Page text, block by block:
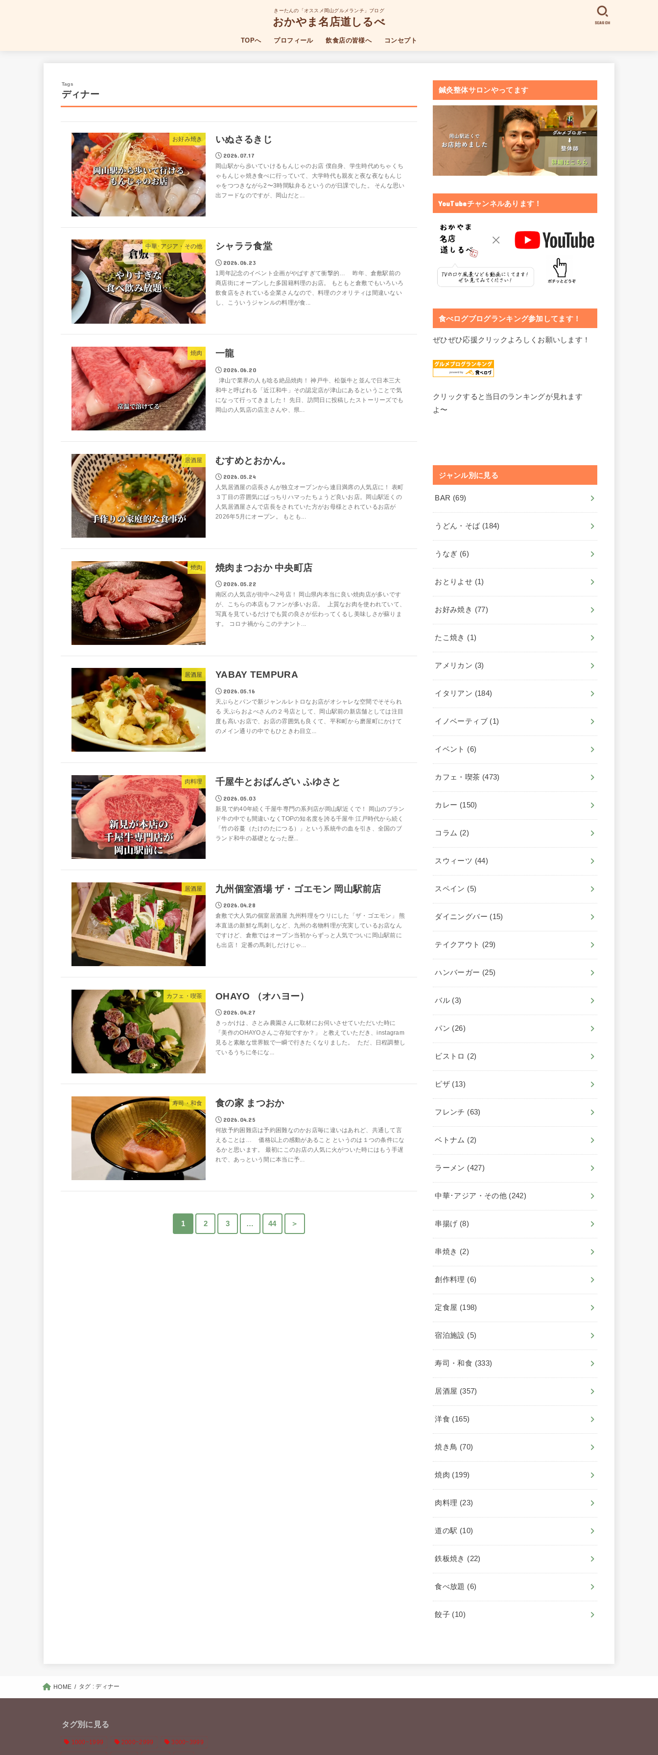
きーたんの「オススメ岡山グルメランチ」ブログ
おかやま名店道しるべ
TOPへ プロフィール 飲食店の皆様へ コンセプト
SEARCH
ディナー
お好み焼き いぬさるきじ
2026.07.17
岡山駅から歩いていけるもんじゃのお店 僕自身、学生時代めちゃくち
ゃもんじゃ焼き食べに行っていて、大学時代も親友と夜な夜なもんじ
ゃをつつきながら2〜3時間駄弁るというのが日課でした。 そんな思い
出フードなのですが、岡山だと...
中華･アジア・その他 シャララ食堂
2026.06.23
1周年記念のイベント企画がやばすぎて衝撃的… 昨年、倉敷駅前の
商店街にオープンした多国籍料理のお店。 もともと倉敷でもいろいろ
飲食店をされている企業さんなので、料理のクオリティは間違いない
し、こういうジャンルの料理が食...
焼肉 一龍
2026.06.20
津山で業界の人も唸る絶品焼肉！ 神戸牛、松阪牛と並んで日本三大
和牛と呼ばれる「近江和牛」その認定店が津山にあるということで気
になって行ってきました！ 先日、訪問日に投稿したストーリーズでも
岡山の人気店の店主さんや、県...
居酒屋 むすめとおかん。
2026.05.24
人気居酒屋の店長さんが独立オープンから連日満席の人気店に！ 表町
３丁目の雰囲気にばっちりハマったちょうど良いお店。岡山駅近くの
人気居酒屋さんで店長をされていた方がお母様とされているお店が
2026年5月にオープン。 もとも...
焼肉 焼肉まつおか 中央町店
2026.05.22
南区の人気店が街中へ2号店！ 岡山県内本当に良い焼肉店が多いです
が、こちらの本店もファンが多いお店。 上質なお肉を使われていて、
写真を見ているだけでも質の良さが伝わってくるし美味しさが蘇りま
す。 コロナ禍からこのテナント...
居酒屋 YABAY TEMPURA
2026.05.16
天ぷらとパンで新ジャンルレトロなお店がオシャレな空間でそそられ
る 天ぷらおよべさんの２号店として、岡山駅前の新店舗としては注目
度も高いお店で、お店の雰囲気も良くて、平和町から磨屋町にかけて
のメイン通りの中でもひときわ目立...
肉料理 千屋牛とおばんざい ふゆさと
2026.05.03
新見で約40年続く千屋牛専門の系列店が岡山駅近くで！ 岡山のブラン
ド牛の中でも間違いなくTOPの知名度を誇る千屋牛 江戸時代から続く
「竹の谷蔓（たけのたにつる）」という系統牛の血を引き、全国のブ
ランド和牛の基礎となった歴...
居酒屋 九州個室酒場 ザ・ゴエモン 岡山駅前店
2026.04.28
倉敷で大人気の個室居酒屋 九州料理をウリにした「ザ・ゴエモン」 熊
本直送の新鮮な馬刺しなど、九州の名物料理が充実しているお店なん
ですけど、倉敷ではオープン当初からずっと人気でついに岡山駅前に
も出店！ 定番の馬刺しだけじゃ...
カフェ・喫茶 OHAYO （オハヨー）
2026.04.27
きっかけは、さとみ農園さんに取材にお伺いさせていただいた時に
「美作のOHAYOさんご存知ですか？」 と教えていただき、instagram
見ると素敵な世界観で一瞬で行きたくなりました。 ただ、日程調整し
ているうちに冬にな...
寿司・和食 食の家 まつおか
2026.04.25
何故予約困難店は予約困難なのかお店毎に違いはあれど、共通して言
えることは… 価格以上の感動があること というのは１つの条件にな
るかと思います。 最初にこのお店の人気に火がついた時にはもう手遅
れで、あっという間に本当に予...
1 2 3 … 44 ＞
鍼灸整体サロンやってます
YouTubeチャンネルあります！
食べログブログランキング参加してます！
ぜひぜひ応援クリックよろしくお願いします！
クリックすると当日のランキングが見れます
よ〜
ジャンル別に見る
BAR (69)
うどん・そば (184)
うなぎ (6)
おとりよせ (1)
お好み焼き (77)
たこ焼き (1)
アメリカン (3)
イタリアン (184)
イノベーティブ (1)
イベント (6)
カフェ・喫茶 (473)
カレー (150)
コラム (2)
スウィーツ (44)
スペイン (5)
ダイニングバー (15)
テイクアウト (29)
ハンバーガー (25)
バル (3)
パン (26)
ビストロ (2)
ピザ (13)
フレンチ (63)
ベトナム (2)
ラーメン (427)
中華･アジア・その他 (242)
串揚げ (8)
串焼き (2)
創作料理 (6)
定食屋 (198)
宿泊施設 (5)
寿司・和食 (333)
居酒屋 (357)
洋食 (165)
焼き鳥 (70)
焼肉 (199)
肉料理 (23)
道の駅 (10)
鉄板焼き (22)
食べ放題 (6)
餃子 (10)
HOME タグ : ディナー
タグ別に見る
1000~1999 2000~2999 3000~3999